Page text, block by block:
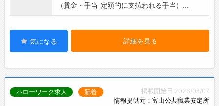
（賃金・手当_定額的に支払われる手当）...
気になる 詳細を見る
掲載開始日:2026/08/07
情報提供元：富山公共職業安定所
ハローワーク求人 新着